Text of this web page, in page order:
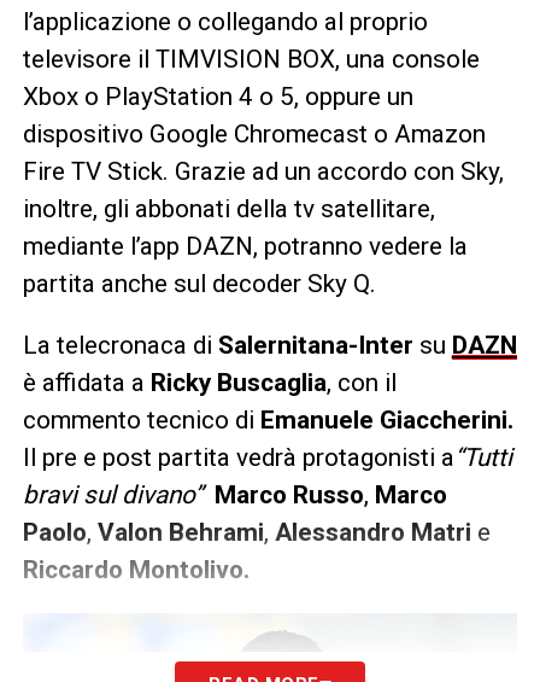
l’applicazione o collegando al proprio
televisore il TIMVISION BOX, una console
Xbox o PlayStation 4 o 5, oppure un
dispositivo Google Chromecast o Amazon
Fire TV Stick. Grazie ad un accordo con Sky,
inoltre, gli abbonati della tv satellitare,
mediante l’app DAZN, potranno vedere la
partita anche sul decoder Sky Q.
La telecronaca di Salernitana-Inter su DAZN
è affidata a Ricky Buscaglia, con il
commento tecnico di Emanuele Giaccherini.
Il pre e post partita vedrà protagonisti a “Tutti
bravi sul divano” Marco Russo, Marco
Paolo, Valon Behrami, Alessandro Matri e
Riccardo Montolivo.